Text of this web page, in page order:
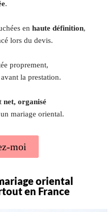
.
en haute définition,
lors du devis.
proprement,
la prestation.
net, organisé
mariage oriental.
moi
oriental
en France